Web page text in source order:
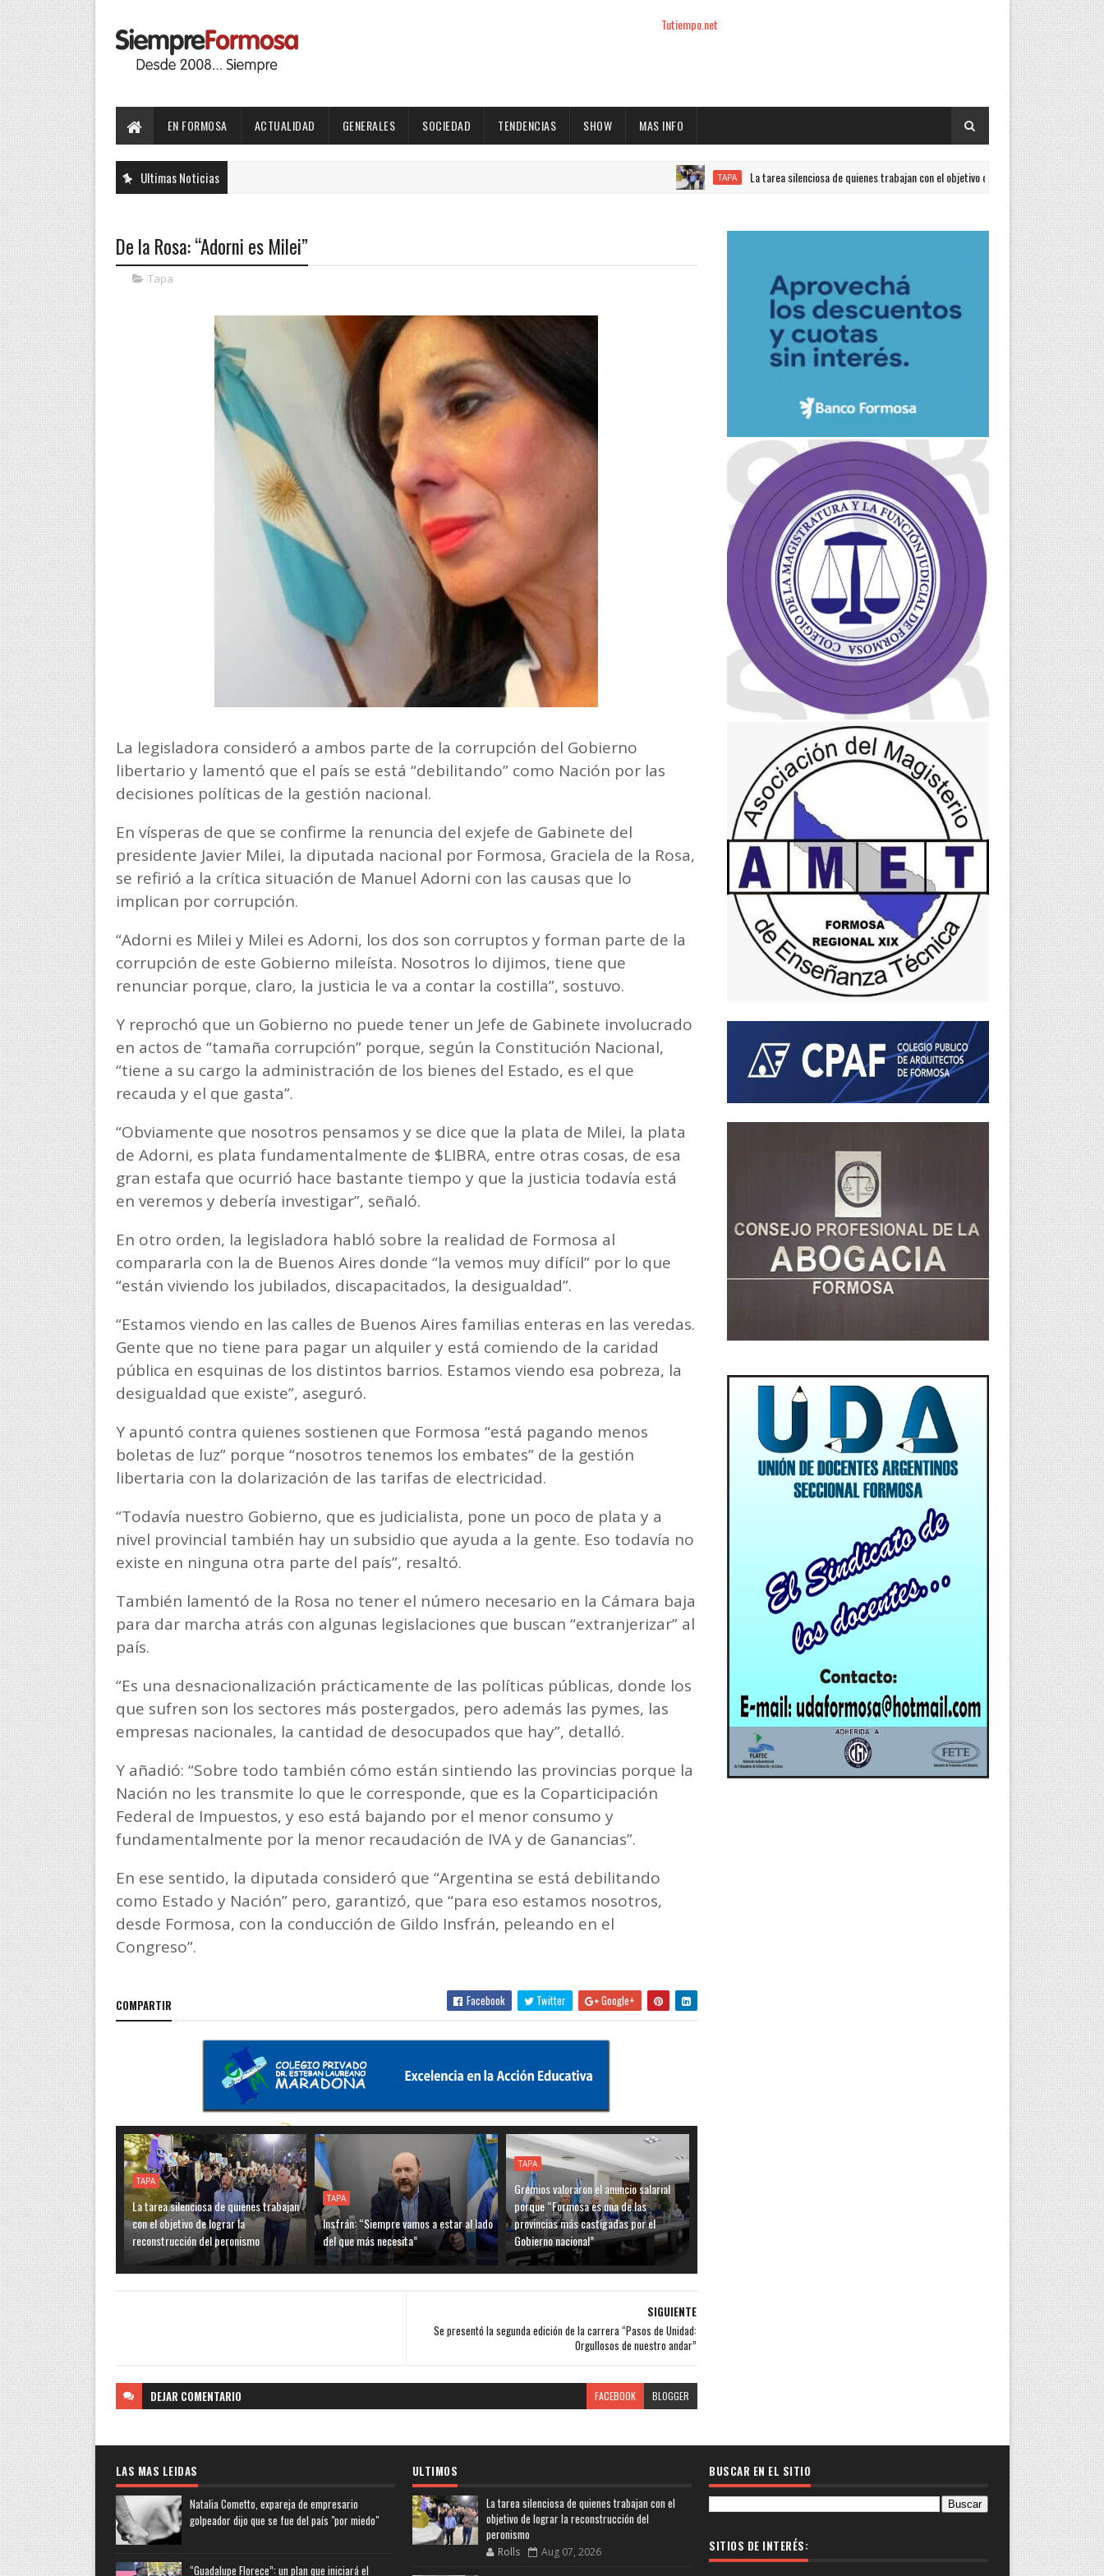
Tutiempo.net
EN FORMOSA ACTUALIDAD GENERALES SOCIEDAD TENDENCIAS SHOW MAS INFO
Ultimas Noticias TAPA La tarea silenciosa de quienes trabajan con el objetivo de lograr la reconstrucción del
De la Rosa: “Adorni es Milei”
Tapa
La legisladora consideró a ambos parte de la corrupción del Gobierno
libertario y lamentó que el país se está “debilitando” como Nación por las
decisiones políticas de la gestión nacional.
En vísperas de que se confirme la renuncia del exjefe de Gabinete del
presidente Javier Milei, la diputada nacional por Formosa, Graciela de la Rosa,
se refirió a la crítica situación de Manuel Adorni con las causas que lo
implican por corrupción.
“Adorni es Milei y Milei es Adorni, los dos son corruptos y forman parte de la
corrupción de este Gobierno mileísta. Nosotros lo dijimos, tiene que
renunciar porque, claro, la justicia le va a contar la costilla”, sostuvo.
Y reprochó que un Gobierno no puede tener un Jefe de Gabinete involucrado
en actos de “tamaña corrupción” porque, según la Constitución Nacional,
“tiene a su cargo la administración de los bienes del Estado, es el que
recauda y el que gasta”.
“Obviamente que nosotros pensamos y se dice que la plata de Milei, la plata
de Adorni, es plata fundamentalmente de $LIBRA, entre otras cosas, de esa
gran estafa que ocurrió hace bastante tiempo y que la justicia todavía está
en veremos y debería investigar”, señaló.
En otro orden, la legisladora habló sobre la realidad de Formosa al
compararla con la de Buenos Aires donde “la vemos muy difícil” por lo que
“están viviendo los jubilados, discapacitados, la desigualdad”.
“Estamos viendo en las calles de Buenos Aires familias enteras en las veredas.
Gente que no tiene para pagar un alquiler y está comiendo de la caridad
pública en esquinas de los distintos barrios. Estamos viendo esa pobreza, la
desigualdad que existe”, aseguró.
Y apuntó contra quienes sostienen que Formosa “está pagando menos
boletas de luz” porque “nosotros tenemos los embates” de la gestión
libertaria con la dolarización de las tarifas de electricidad.
“Todavía nuestro Gobierno, que es judicialista, pone un poco de plata y a
nivel provincial también hay un subsidio que ayuda a la gente. Eso todavía no
existe en ninguna otra parte del país”, resaltó.
También lamentó de la Rosa no tener el número necesario en la Cámara baja
para dar marcha atrás con algunas legislaciones que buscan “extranjerizar” al
país.
“Es una desnacionalización prácticamente de las políticas públicas, donde los
que sufren son los sectores más postergados, pero además las pymes, las
empresas nacionales, la cantidad de desocupados que hay”, detalló.
Y añadió: “Sobre todo también cómo están sintiendo las provincias porque la
Nación no les transmite lo que le corresponde, que es la Coparticipación
Federal de Impuestos, y eso está bajando por el menor consumo y
fundamentalmente por la menor recaudación de IVA y de Ganancias”.
En ese sentido, la diputada consideró que “Argentina se está debilitando
como Estado y Nación” pero, garantizó, que “para eso estamos nosotros,
desde Formosa, con la conducción de Gildo Insfrán, peleando en el
Congreso”.
COMPARTIR Facebook Twitter Google+
TAPA
La tarea silenciosa de quienes trabajan
con el objetivo de lograr la
reconstrucción del peronismo
TAPA
Insfrán: “Siempre vamos a estar al lado
del que más necesita”
TAPA
Gremios valoraron el anuncio salarial
porque “Formosa es una de las
provincias más castigadas por el
Gobierno nacional”
SIGUIENTE
Se presentó la segunda edición de la carrera “Pasos de Unidad:
Orgullosos de nuestro andar”
DEJAR COMENTARIO FACEBOOK BLOGGER
LAS MAS LEIDAS
Natalia Cometto, expareja de empresario
golpeador dijo que se fue del país "por miedo"
“Guadalupe Florece”: un plan que iniciará el
ULTIMOS
La tarea silenciosa de quienes trabajan con el
objetivo de lograr la reconstrucción del
peronismo
Rolls Aug 07, 2026
BUSCAR EN EL SITIO
SITIOS DE INTERÉS: